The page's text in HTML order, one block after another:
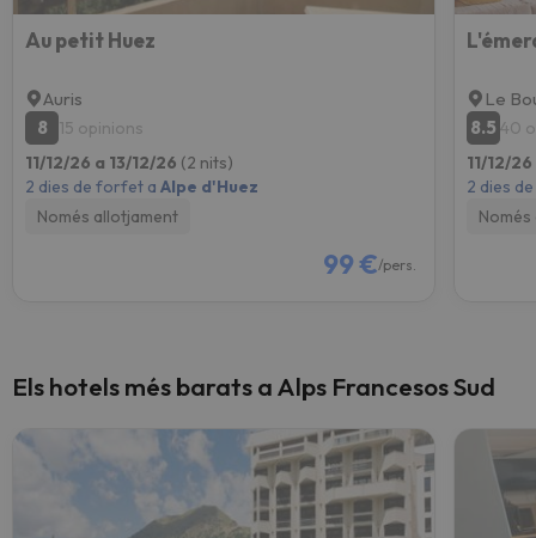
Au petit Huez
Auris
8
15 opinions
11/12/26 a 13/12/26 (2 nits)
2 dies de forfet a Alpe d'Huez
Només allotjament
99 €/pers.
Le
8.5 40
11/12/
2 dies
Els hotels més barats a Alps Francesos Sud